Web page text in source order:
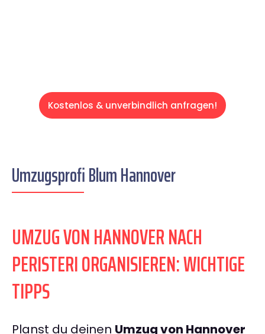
Kostenlos & unverbindlich anfragen!
Umzugsprofi Blum Hannover
UMZUG VON HANNOVER NACH
PERISTERI ORGANISIEREN: WICHTIGE
TIPPS
Planst du deinen Umzug von Hannover